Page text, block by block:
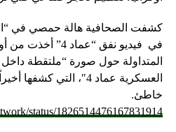
كشفت الصحافية هالة حمصي في
في فيديو
نفق “عماد 4”
المتداولة حول صورة “ملتقطة
العسكرية عماد 4″، التي
خاطئ.
status/1826514476167831914